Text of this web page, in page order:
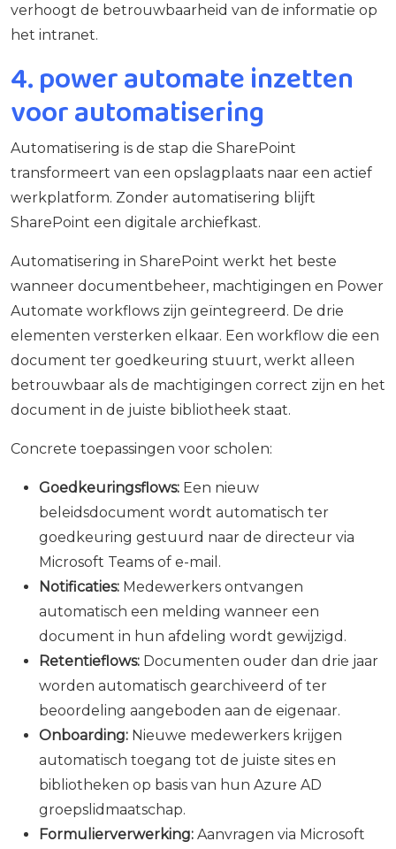
verhoogt de betrouwbaarheid van de informatie op
het intranet.
4. power automate inzetten
voor automatisering
Automatisering is de stap die SharePoint
transformeert van een opslagplaats naar een actief
werkplatform. Zonder automatisering blijft
SharePoint een digitale archiefkast.
Automatisering in SharePoint werkt het beste
wanneer documentbeheer, machtigingen en Power
Automate workflows zijn geïntegreerd. De drie
elementen versterken elkaar. Een workflow die een
document ter goedkeuring stuurt, werkt alleen
betrouwbaar als de machtigingen correct zijn en het
document in de juiste bibliotheek staat.
Concrete toepassingen voor scholen:
Goedkeuringsflows: Een nieuw
beleidsdocument wordt automatisch ter
goedkeuring gestuurd naar de directeur via
Microsoft Teams of e-mail.
Notificaties: Medewerkers ontvangen
automatisch een melding wanneer een
document in hun afdeling wordt gewijzigd.
Retentieflows: Documenten ouder dan drie jaar
worden automatisch gearchiveerd of ter
beoordeling aangeboden aan de eigenaar.
Onboarding: Nieuwe medewerkers krijgen
automatisch toegang tot de juiste sites en
bibliotheken op basis van hun Azure AD
groepslidmaatschap.
Formulierverwerking: Aanvragen via Microsoft